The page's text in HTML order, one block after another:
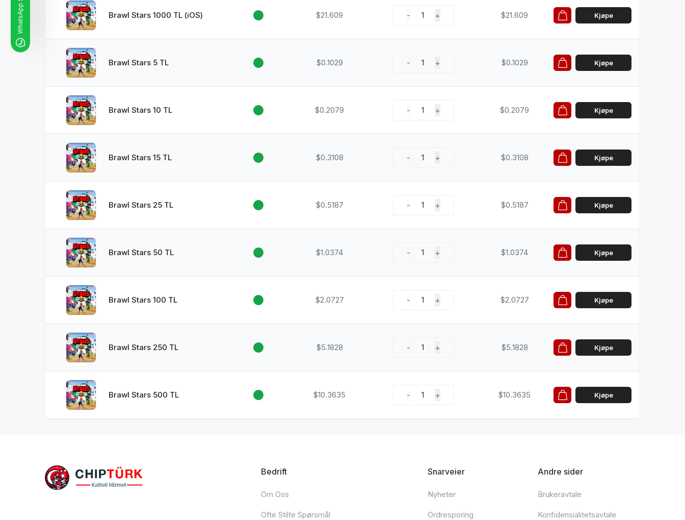
Brawl Stars 1000 TL (iOS) $21.609 - 1 + $21.609 Kjøpe
Brawl Stars 5 TL $0.1029 - 1 + $0.1029 Kjøpe
Brawl Stars 10 TL $0.2079 - 1 + $0.2079 Kjøpe
Brawl Stars 15 TL $0.3108 - 1 + $0.3108 Kjøpe
Brawl Stars 25 TL $0.5187 - 1 + $0.5187 Kjøpe
Brawl Stars 50 TL $1.0374 - 1 + $1.0374 Kjøpe
Brawl Stars 100 TL $2.0727 - 1 + $2.0727 Kjøpe
Brawl Stars 250 TL $5.1828 - 1 + $5.1828 Kjøpe
Brawl Stars 500 TL $10.3635 - 1 + $10.3635 Kjøpe
Bedrift
Om Oss
Ofte Stilte Spørsmål
Snarveier
Nyheter
Ordresporing
Andre sider
Brukeravtale
Konfidensialitetsavtale